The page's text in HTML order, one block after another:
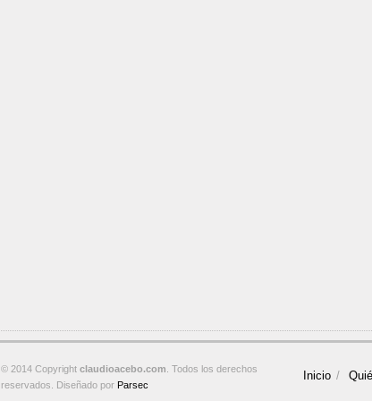
Inicio
© 2014 Copyright claudioacebo.com . Todos los derechos
reservados. Diseñado por Parsec